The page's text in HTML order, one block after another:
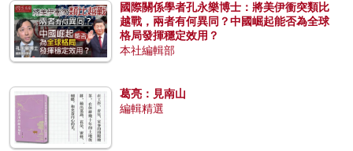
國際關係學者孔永樂博士：將美伊衝突類比
越戰，兩者有何異同？中國崛起能否為全球
格局發揮穩定效用？
本社編輯部
葛亮：見南山
編輯精選